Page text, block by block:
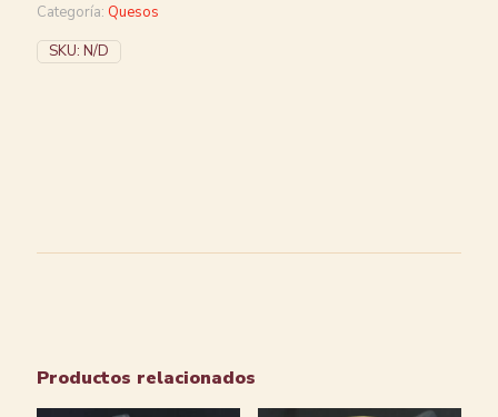
Categoría: Quesos
SKU: N/D
Productos relacionados